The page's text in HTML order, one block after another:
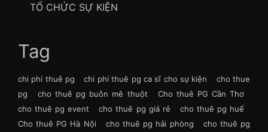
TỔ CHỨC SỰ KIỆN
Tag
chi phí thuê pg chi phí thuê pg ca sĩ cho sự kiện
cho thue
pg
cho thuê pg buôn mê thuột
Cho thuê PG Cần Thơ
cho thuê pg event
cho thuê pg giá rẻ
cho thuê pg huế
Cho thuê PG Hà Nội
cho thuê pg hải phòng
cho thuê pg